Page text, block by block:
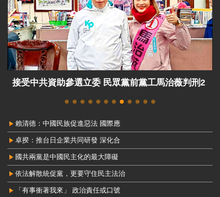
接受中共資助參選立委 民眾黨前黨工馬治薇判刑2
賴清德：中國民族促進惡法 國際應
卓揆：推台日企業共同研發 深化合
國共兩黨是中國民主化的最大障礙
依法解散統促黨，更要守住民主法治
「有事衝著我來」 政治責任或口號